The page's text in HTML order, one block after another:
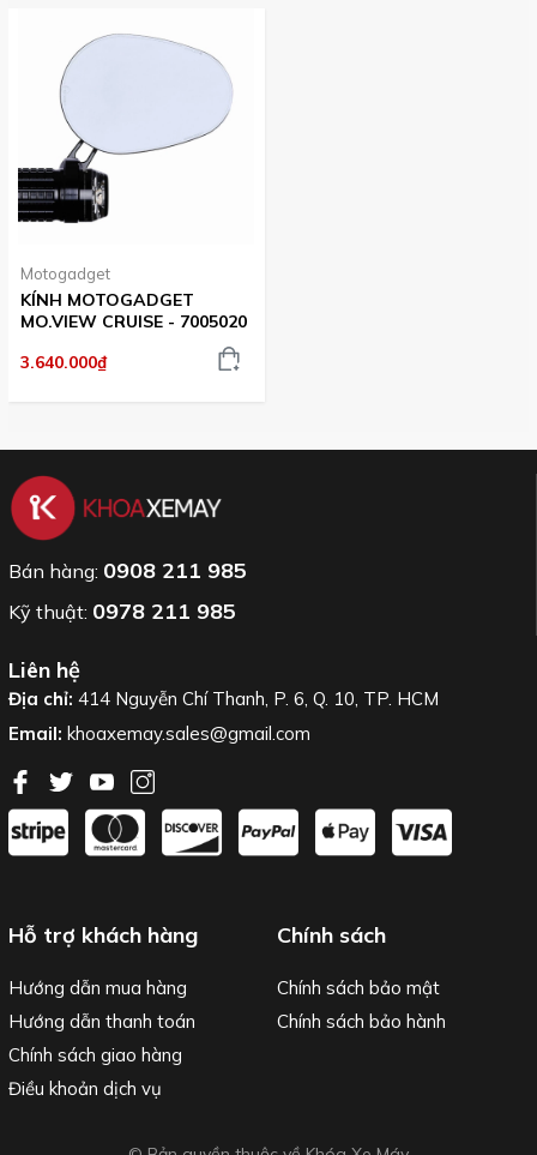
Motogadget
KÍNH MOTOGADGET
MO.VIEW CRUISE - 7005020
3.640.000₫
Bán hàng: 0908 211 985
Kỹ thuật: 0978 211 985
Liên hệ
Địa chỉ: 414 Nguyễn Chí Thanh, P. 6, Q. 10, TP. HCM
Email: khoaxemay.sales@gmail.com
Hỗ trợ khách hàng
Hướng dẫn mua hàng
Hướng dẫn thanh toán
Chính sách giao hàng
Điều khoản dịch vụ
Chính sách
Chính sách bảo mật
Chính sách bảo hành